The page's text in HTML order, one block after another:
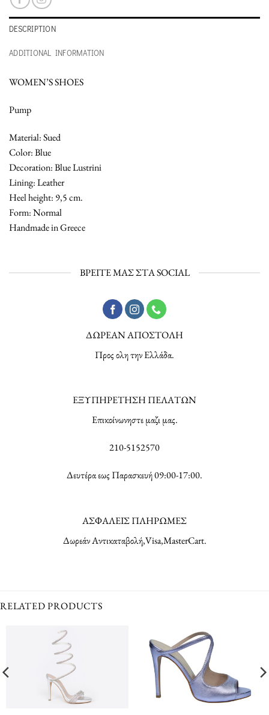
DESCRIPTION
ADDITIONAL INFORMATION
WOMEN’S SHOES
Pump
Material: Sued
Color: Blue
Decoration: Blue Lustrini
Lining: Leather
Heel height: 9,5 cm.
Form: Normal
Handmade in Greece
ΒΡΕΙΤΕ ΜΑΣ ΣΤΑ SOCIAL
ΔΩΡΕΑΝ ΑΠΟΣΤΟΛΗ
Προς ολη την Ελλάδα.
ΕΞΥΠΗΡΕΤΗΣΗ ΠΕΛΑΤΩΝ
Επικοίνωνηστε μαζι μας.
210-5152570
Δευτέρα εως Παρασκευή 09:00-17:00.
ΑΣΦΑΛΕΙΣ ΠΛΗΡΩΜΕΣ
Δωρεάν Αντικαταβολή,Visa,MasterCart.
RELATED PRODUCTS